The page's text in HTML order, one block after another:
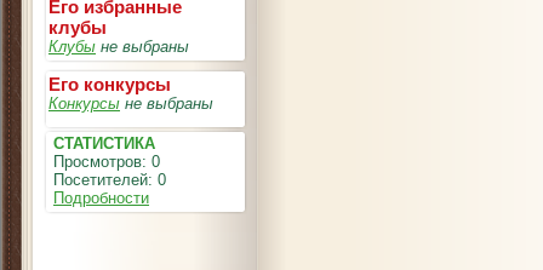
Его избранные
клубы
Клубы не выбраны
Его конкурсы
Конкурсы не выбраны
СТАТИСТИКА
Просмотров: 0
Посетителей: 0
Подробности